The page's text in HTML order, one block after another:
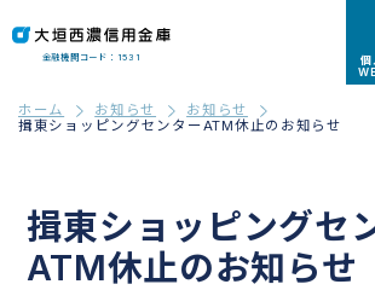
金融機関コード：1531
個
ホーム お知らせ
お知らせ
揖東ショッピングセンターATM休止のお知らせ
揖東ショッピングセ
ATM休止のお知らせ